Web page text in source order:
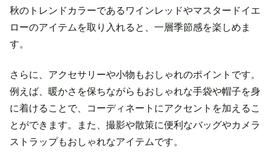
秋のトレンドカラーであるワインレッドやマスタードイエ
ローのアイテムを取り入れると、一層季節感を楽しめま
す。
さらに、アクセサリーや小物もおしゃれのポイントです。
例えば、暖かさを保ちながらもおしゃれな手袋や帽子を身
に着けることで、コーディネートにアクセントを加えるこ
とができます。また、撮影や散策に便利なバッグやカメラ
ストラップもおしゃれなアイテムです。